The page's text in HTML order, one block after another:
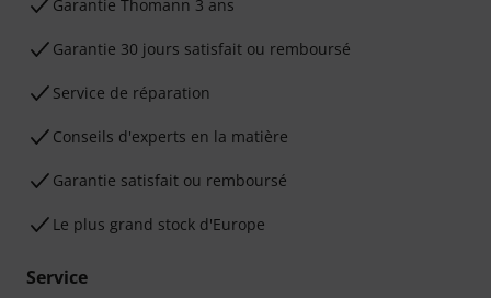
Ga­ran­tie Thomann 3 ans
Garantie 30 jours satisfait ou remboursé
Service de réparation
Conseils d'experts en la matière
Garantie satisfait ou remboursé
Le plus grand stock d'Europe
Service